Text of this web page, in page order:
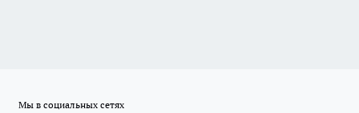
Мы в социальных сетях